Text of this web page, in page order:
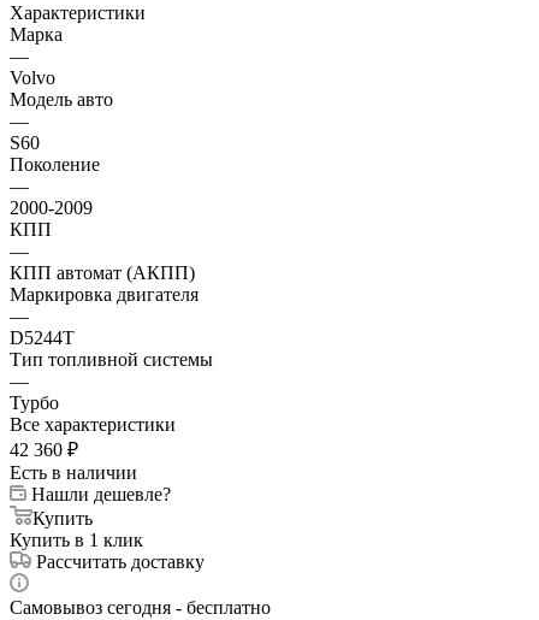
Характеристики
Марка
—
Volvo
Модель авто
—
S60
Поколение
—
2000-2009
КПП
—
КПП автомат (АКПП)
Маркировка двигателя
—
D5244T
Тип топливной системы
—
Турбо
Все характеристики
42 360 ₽
Есть в наличии
Нашли дешевле?
Купить
Купить в 1 клик
Рассчитать доставку
Самовывоз сегодня - бесплатно